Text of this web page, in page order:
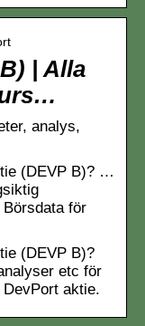
| Alla
analys,
(DEVP B)? …
för
(DEVP B)?
etc för
aktie.